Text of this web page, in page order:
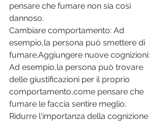
pensare che fumare non sia così
dannoso.
Cambiare comportamento: Ad
esempio,la persona può smettere di
fumare.Aggiungere nuove cognizioni:
Ad esempio,la persona può trovare
delle giustificazioni per il proprio
comportamento,come pensare che
fumare le faccia sentire meglio.
Ridurre l'importanza della cognizione